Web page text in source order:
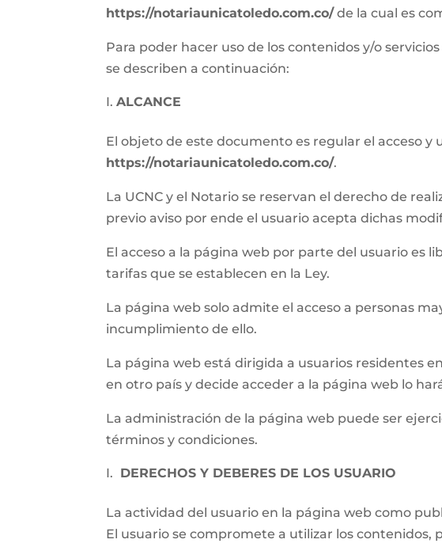
https://notariaunicatoledo.com.co/de la cual es
Para poder hacer uso de los contenidos y/o
se describen a continuación:
ALCANCE
El objeto de este documento es regular el acceso
https://notariaunicatoledo.com.co/.
La UCNC y el Notario se reservan el derecho de
previo aviso por ende el usuario acepta dichas
El acceso a la página web por parte del usuario es
tarifas que se establecen en la Ley.
La página web solo admite el acceso a personas
incumplimiento de ello.
La página web está dirigida a usuarios residentes
en otro país y decide acceder a la página web lo
La administración de la página web puede ser
términos y condiciones.
DERECHOS Y DEBERES DE LOS USUARIO
La actividad del usuario en la página web como
El usuario se compromete a utilizar los contenidos,